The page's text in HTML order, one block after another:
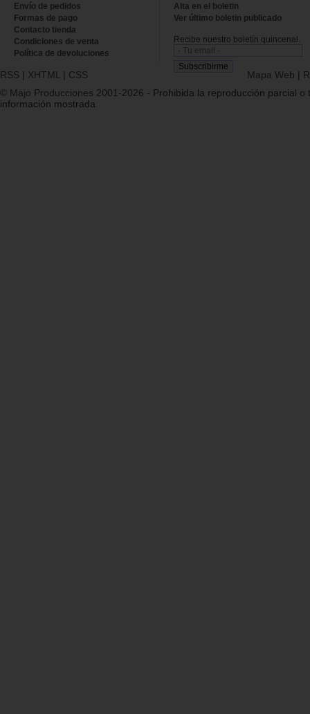
Envío de pedidos
Formas de pago
Contacto tienda
Condiciones de venta
Política de devoluciones
Alta en el boletin
Ver último boletin publicado
Recibe nuestro boletín quincenal.
RSS | XHTML | CSS Mapa Web |
© Majo Producciones 2001-2026 - Prohibida la reproducción parcial o
información mostrada